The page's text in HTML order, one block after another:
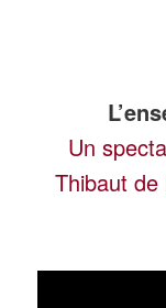
Un
Thibaut